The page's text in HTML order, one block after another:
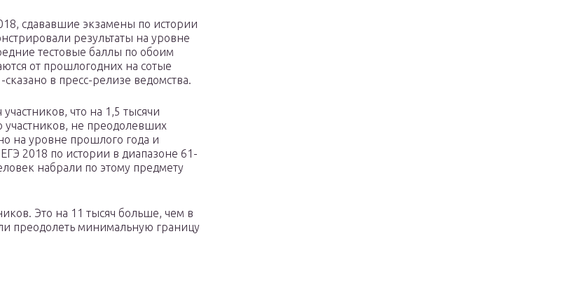
сдававшие экзамены по истории
результаты на уровне
тестовые баллы по обоим
от прошлогодних на сотые
сказано в пресс-релизе ведомства.
что на 1,5 тысячи
участников, не преодолевших
на уровне прошлого года и
2018 по истории в диапазоне 61-
набрали по этому предмету
Это на 11 тысяч больше, чем в
преодолеть минимальную границу